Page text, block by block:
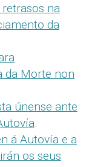
na
da
.
da Morte non
únense ante
.
á Autovía e a
os seus